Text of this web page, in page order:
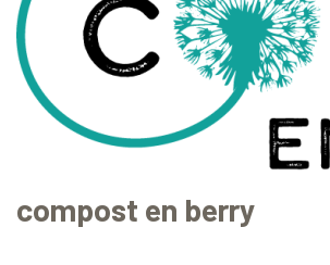
compost en berry